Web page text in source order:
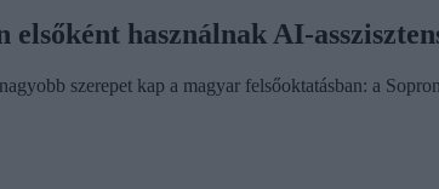
elsőként használnak AI-
szerepet kap a magyar felsőoktatásban: a